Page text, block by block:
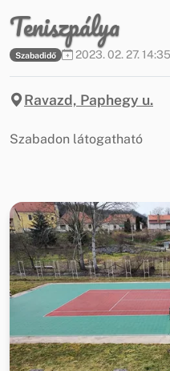
Teniszpálya
Szabadidő 2023. 02. 27. 14:35
Ravazd, Paphegy u.
Szabadon látogatható